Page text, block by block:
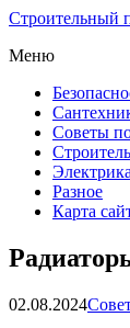
Строительный
Меню
Советы
Электрика
Разное
Карта
02.08.2024